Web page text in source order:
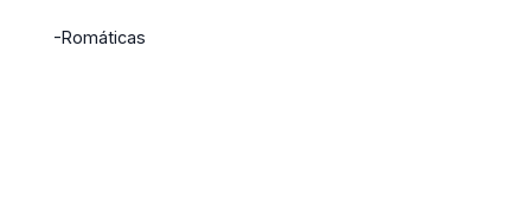
-Romáticas